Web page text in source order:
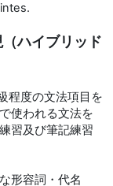
ハイブリッド
程度の文法項目を
使われる文法を
習及び筆記練習
形容詞・代名